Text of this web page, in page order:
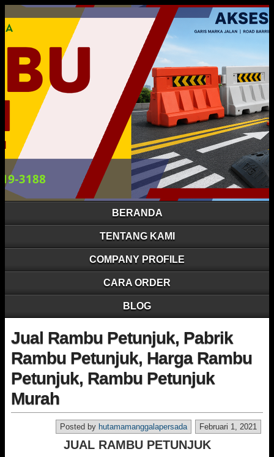
BERANDA
TENTANG KAMI
COMPANY PROFILE
CARA ORDER
BLOG
Jual Rambu Petunjuk, Pabrik
Rambu Petunjuk, Harga Rambu
Petunjuk, Rambu Petunjuk
Murah
Februari 1, 2021
Posted by hutamamanggalapersada
JUAL RAMBU PETUNJUK